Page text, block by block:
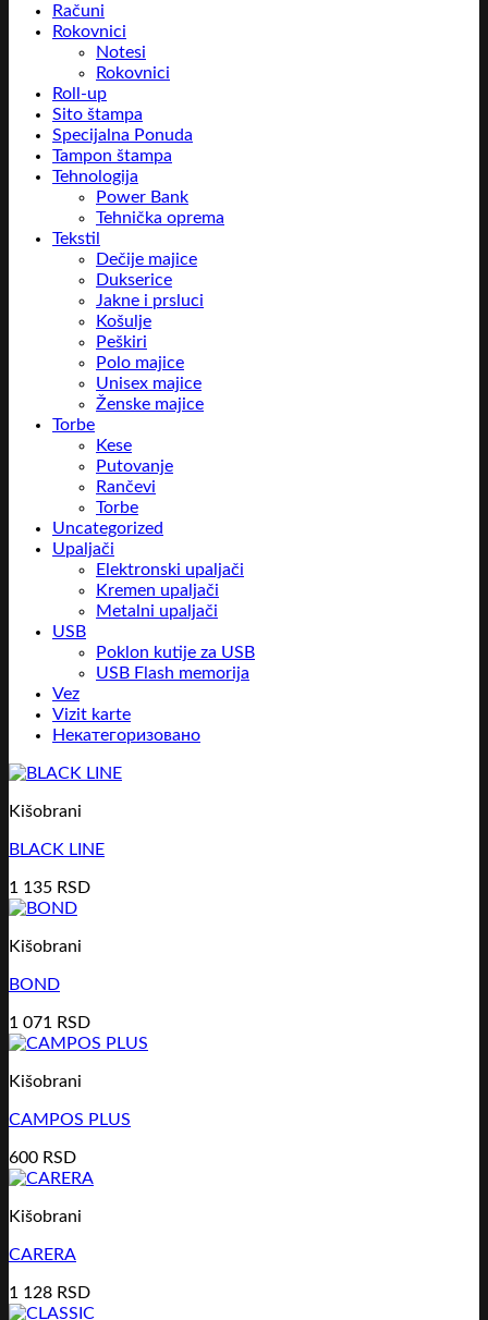
Računi
Rokovnici
Notesi
Rokovnici
Roll-up
Sito štampa
Specijalna Ponuda
Tampon štampa
Tehnologija
Power Bank
Tehnička oprema
Tekstil
Dečije majice
Dukserice
Jakne i prsluci
Košulje
Peškiri
Polo majice
Unisex majice
Ženske majice
Torbe
Kese
Putovanje
Rančevi
Torbe
Uncategorized
Upaljači
Elektronski upaljači
Kremen upaljači
Metalni upaljači
USB
Poklon kutije za USB
USB Flash memorija
Vez
Vizit karte
Некатегоризовано
Kišobrani
BLACK LINE
1 135 RSD
Kišobrani
BOND
1 071 RSD
Kišobrani
CAMPOS PLUS
600 RSD
Kišobrani
CARERA
1 128 RSD